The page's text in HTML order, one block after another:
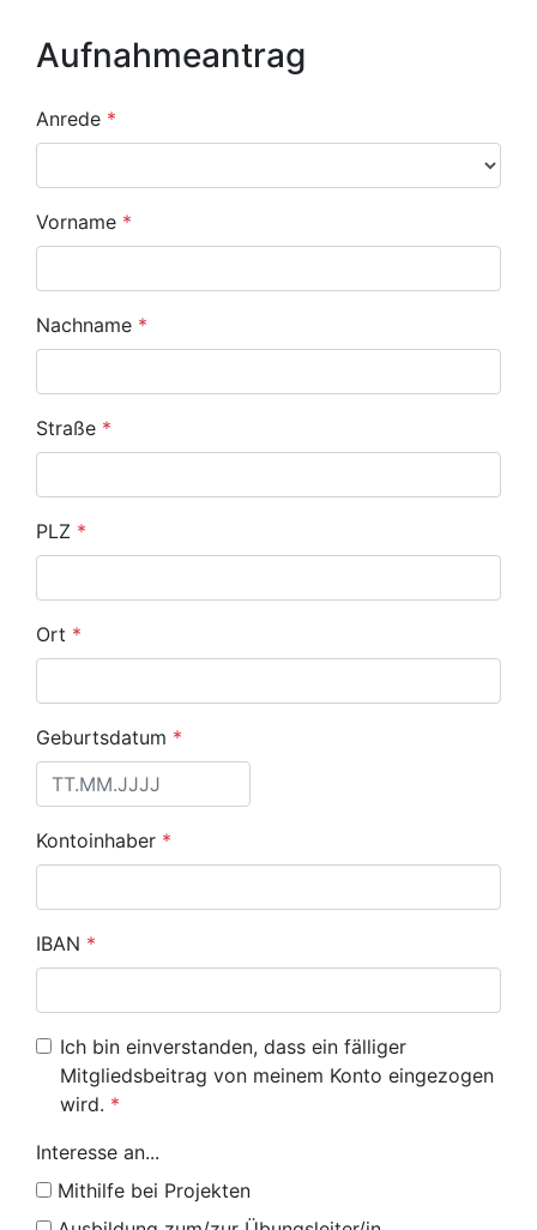
Aufnahmeantrag
Anrede *
Vorname *
Nachname *
Straße *
PLZ *
Ort *
Geburtsdatum *
Kontoinhaber *
IBAN *
Ich bin einverstanden, dass ein fälliger
Mitgliedsbeitrag von meinem Konto eingezogen
wird. *
Interesse an...
Mithilfe bei Projekten